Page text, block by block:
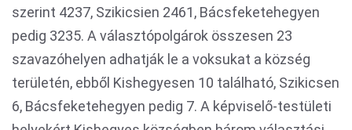
szerint 4237, Szikicsien 2461, Bácsfeketehegyen
pedig 3235. A választópolgárok összesen 23
szavazóhelyen adhatják le a voksukat a község
területén, ebből Kishegyesen 10 található, Szikicsen
6, Bácsfeketehegyen pedig 7. A képviselő-testületi